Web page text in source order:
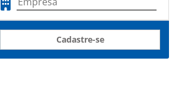
Cadastre-se